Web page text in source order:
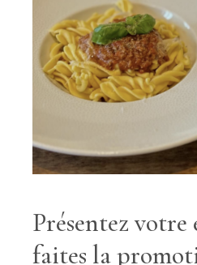
Présentez
faites la